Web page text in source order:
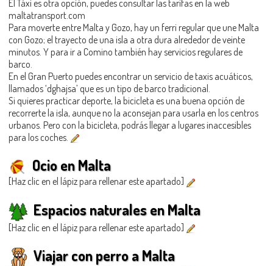
El Táxi es otra opción, puedes consultar las tarifas en la web
maltatransport.com
Para moverte entre Malta y Gozo, hay un ferri regular que une Malta
con Gozo; el trayecto de una isla a otra dura alrededor de veinte
minutos. Y para ir a Comino también hay servicios regulares de
barco.
En el Gran Puerto puedes encontrar un servicio de taxis acuáticos,
llamados ‘dghajsa’ que es un tipo de barco tradicional.
Si quieres practicar deporte, la bicicleta es una buena opción de
recorrerte la isla, aunque no la aconsejan para usarla en los centros
urbanos. Pero con la bicicleta, podrás llegar a lugares inaccesibles
para los coches.
Ocio en Malta
[Haz clic en el lápiz para rellenar este apartado]
Espacios naturales en Malta
[Haz clic en el lápiz para rellenar este apartado]
Viajar con perro a Malta